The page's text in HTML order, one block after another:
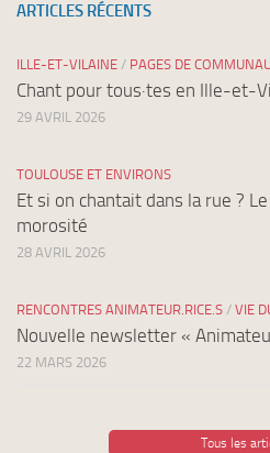
ARTICLES RÉCENTS
ILLE-ET-VILAINE / PAGES DE
Chant pour tous·tes en Ille-et-
29 AVRIL 2026
TOULOUSE ET ENVIRONS
Et si on chantait dans la rue ?
morosité
28 AVRIL 2026
RENCONTRES ANIMATEUR.RICE.S / VIE
Nouvelle newsletter «
22 MARS 2026
Tous les